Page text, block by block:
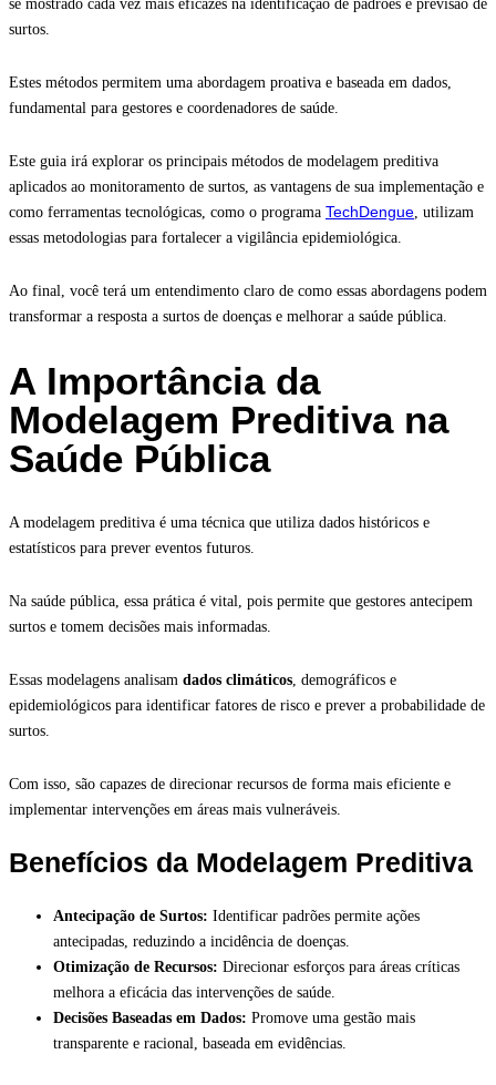
se mostrado cada vez mais eficazes na identificação de padrões e previsão de
surtos.
Estes métodos permitem uma abordagem proativa e baseada em dados,
fundamental para gestores e coordenadores de saúde.
Este guia irá explorar os principais métodos de modelagem preditiva
aplicados ao monitoramento de surtos, as vantagens de sua implementação e
como ferramentas tecnológicas, como o programa TechDengue, utilizam
essas metodologias para fortalecer a vigilância epidemiológica.
Ao final, você terá um entendimento claro de como essas abordagens podem
transformar a resposta a surtos de doenças e melhorar a saúde pública.
A Importância da
Modelagem Preditiva na
Saúde Pública
A modelagem preditiva é uma técnica que utiliza dados históricos e
estatísticos para prever eventos futuros.
Na saúde pública, essa prática é vital, pois permite que gestores antecipem
surtos e tomem decisões mais informadas.
Essas modelagens analisam dados climáticos, demográficos e
epidemiológicos para identificar fatores de risco e prever a probabilidade de
surtos.
Com isso, são capazes de direcionar recursos de forma mais eficiente e
implementar intervenções em áreas mais vulneráveis.
Benefícios da Modelagem Preditiva
Antecipação de Surtos: Identificar padrões permite ações
antecipadas, reduzindo a incidência de doenças.
Otimização de Recursos: Direcionar esforços para áreas críticas
melhora a eficácia das intervenções de saúde.
Decisões Baseadas em Dados: Promove uma gestão mais
transparente e racional, baseada em evidências.